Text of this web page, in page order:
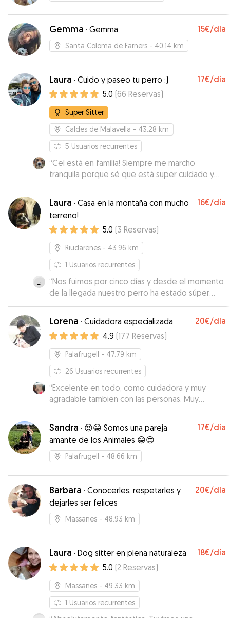
Gemma · Gemma 15€/día
Santa Coloma de Farners - 40.14 km
Laura · Cuido y paseo tu perro :) 17€/día
5.0 (66 Reservas)
Super Sitter
Caldes de Malavella - 43.28 km
5 Usuarios recurrentes
“Cel está en familia! Siempre me marcho
tranquila porque sé que está super cuidado y
mimado también. Laura es excepcional.”
Laura · Casa en la montaña con mucho
terreno!
16€/día
5.0 (3 Reservas)
Riudarenes - 43.96 km
1 Usuarios recurrentes
“Nos fuimos por cinco días y desde el momento
de la llegada nuestro perro ha estado súper
cómodo. Gracias al gran espacio ha podido
correr y pasarlo bien, y ha conocido a otros
perros con los que jugar. Siempre en contacto
continuo con la cuidadora que nos ha informado
constantemente de cómo lo estaba pasando el
perro. Repetiremos, seguro.
Lorena · Cuidadora especializada 20€/día
4.9 (177 Reservas)
Palafrugell - 47.79 km
26 Usuarios recurrentes
“Excelente en todo, como cuidadora y muy
agradable tambien con las personas. Muy
recomendable: 10”
Sandra · 😍😁 Somos una pareja
amante de los Animales 😁😍
17€/día
Palafrugell - 48.66 km
Barbara · Conocerles, respetarles y
dejarles ser felices
20€/día
Massanes - 48.93 km
Laura · Dog sitter en plena naturaleza 18€/día
5.0 (2 Reservas)
Massanes - 49.33 km
1 Usuarios recurrentes